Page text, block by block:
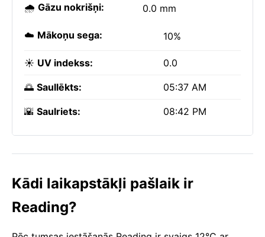
🌧️ Gāzu nokrišņi: 0.0 mm
☁️ Mākoņu sega: 10%
☀️ UV indekss: 0.0
🌅 Saullēkts: 05:37 AM
🌇 Saulriets: 08:42 PM
Kādi laikapstākļi pašlaik ir
Reading?